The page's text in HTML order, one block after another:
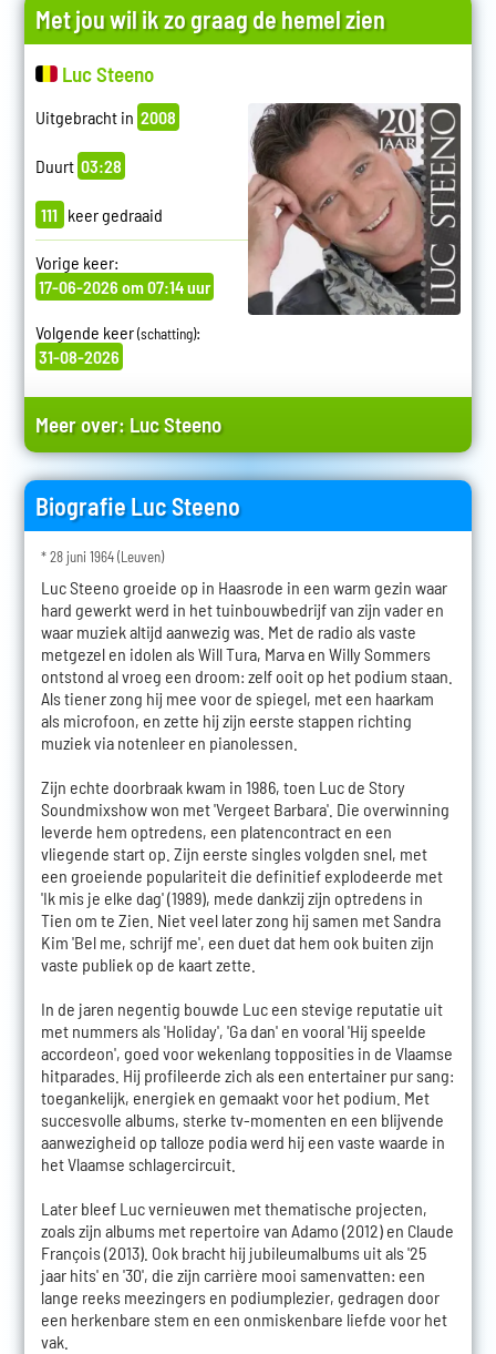
Met jou wil ik zo graag de hemel zien
Luc Steeno
Uitgebracht in 2008
Duurt 03:28
111 keer gedraaid
Vorige keer:
17-06-2026 om 07:14 uur
Volgende keer(schatting):
31-08-2026
Meer over: Luc Steeno
Biografie Luc Steeno
* 28 juni 1964 (Leuven)
Luc Steeno groeide op in Haasrode in een warm gezin waar
hard gewerkt werd in het tuinbouwbedrijf van zijn vader en
waar muziek altijd aanwezig was. Met de radio als vaste
metgezel en idolen als Will Tura, Marva en Willy Sommers
ontstond al vroeg een droom: zelf ooit op het podium staan.
Als tiener zong hij mee voor de spiegel, met een haarkam
als microfoon, en zette hij zijn eerste stappen richting
muziek via notenleer en pianolessen.
Zijn echte doorbraak kwam in 1986, toen Luc de Story
Soundmixshow won met 'Vergeet Barbara'. Die overwinning
leverde hem optredens, een platencontract en een
vliegende start op. Zijn eerste singles volgden snel, met
een groeiende populariteit die definitief explodeerde met
'Ik mis je elke dag' (1989), mede dankzij zijn optredens in
Tien om te Zien. Niet veel later zong hij samen met Sandra
Kim 'Bel me, schrijf me', een duet dat hem ook buiten zijn
vaste publiek op de kaart zette.
In de jaren negentig bouwde Luc een stevige reputatie uit
met nummers als 'Holiday', 'Ga dan' en vooral 'Hij speelde
accordeon', goed voor wekenlang topposities in de Vlaamse
hitparades. Hij profileerde zich als een entertainer pur sang:
toegankelijk, energiek en gemaakt voor het podium. Met
succesvolle albums, sterke tv-momenten en een blijvende
aanwezigheid op talloze podia werd hij een vaste waarde in
het Vlaamse schlagercircuit.
Later bleef Luc vernieuwen met thematische projecten,
zoals zijn albums met repertoire van Adamo (2012) en Claude
François (2013). Ook bracht hij jubileumalbums uit als '25
jaar hits' en '30', die zijn carrière mooi samenvatten: een
lange reeks meezingers en podiumplezier, gedragen door
een herkenbare stem en een onmiskenbare liefde voor het
vak.